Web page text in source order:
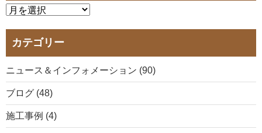
カテゴリー
ニュース＆インフォメーション (90)
ブログ (48)
施工事例 (4)